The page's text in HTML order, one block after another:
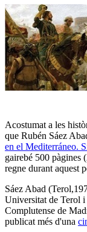
Acostumat a les
que Rubén Sáez
en el Mediterráneo.
gairebé 500 pàgines
regne durant aquest
Sáez Abad
Universitat de Terol
Complutense de
publicat més d'una